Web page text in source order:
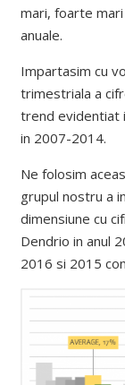
mari, foarte
anuale.
Impartasim cu
trimestriala a
trend evidentiat
in 2007-2014.
Ne folosim
grupul nostru a
dimensiune cu
Dendrio in anul
2016 si 2015